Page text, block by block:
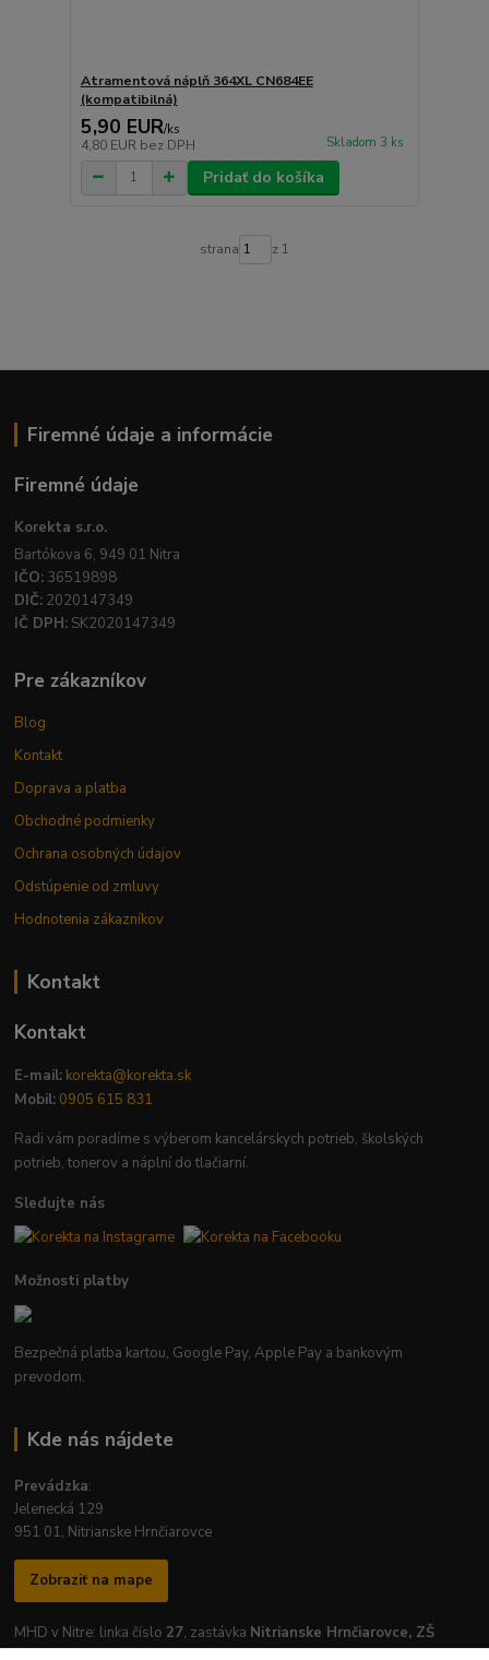
Atramentová náplň 364XL CN684EE
(kompatibilná)
5,90 EUR/ks
4,80 EUR bez DPH Skladom 3 ks
Pridať do košíka
strana z 1
Firemné údaje a informácie
Firemné údaje
Korekta s.r.o.
Bartókova 6, 949 01 Nitra
IČO: 36519898
DIČ: 2020147349
IČ DPH: SK2020147349
Pre zákazníkov
Blog
Kontakt
Doprava a platba
Obchodné podmienky
Ochrana osobných údajov
Odstúpenie od zmluvy
Hodnotenia zákazníkov
Kontakt
Kontakt
E-mail: korekta@korekta.sk
Mobil: 0905 615 831
Radi vám poradíme s výberom kancelárskych potrieb, školských
potrieb, tonerov a náplní do tlačiarní.
Sledujte nás
Možnosti platby
Bezpečná platba kartou, Google Pay, Apple Pay a bankovým
prevodom.
Kde nás nájdete
Prevádzka:
Jelenecká 129
951 01, Nitrianske Hrnčiarovce
Zobraziť na mape
MHD v Nitre: linka číslo 27, zastávka Nitrianske Hrnčiarovce, ZŠ